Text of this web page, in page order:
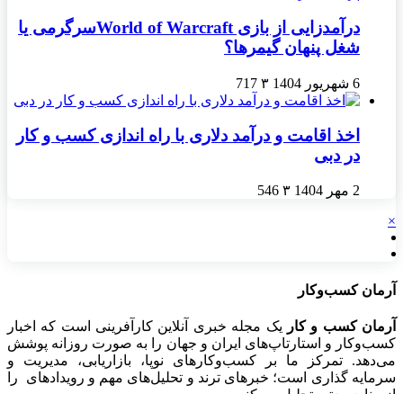
درآمدزایی از بازی World of Warcraftسرگرمی یا
شغل پنهان گیمرها؟
6 شهریور 1404 ۳ 717
اخذ اقامت و درآمد دلاری با راه اندازی کسب و کار
در دبی
2 مهر 1404 ۳ 546
×
آرمان کسب‌وکار
آرمان کسب و کار
یک مجله خبری آنلاین کارآفرینی است که اخبار
کسب‌وکار و استارتاپ‌های ایران و جهان را به صورت روزانه پوشش
می‌دهد. تمرکز ما بر کسب‌وکارهای نوپا، بازاریابی، مدیریت و
سرمایه گذاری است؛ خبرهای ترند و تحلیل‌های مهم و رویدادهای را